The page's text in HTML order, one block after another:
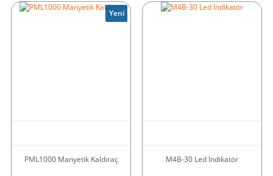
Yeni
PML1000 Manyetik Kaldıraç M4B-30 Led İndikatör